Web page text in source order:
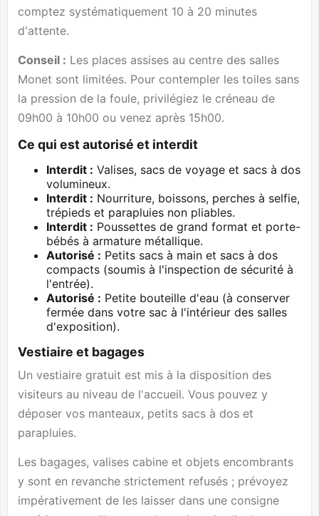
comptez systématiquement 10 à 20 minutes
d'attente.
Conseil : Les places assises au centre des salles
Monet sont limitées. Pour contempler les toiles sans
la pression de la foule, privilégiez le créneau de
09h00 à 10h00 ou venez après 15h00.
Ce qui est autorisé et interdit
Interdit : Valises, sacs de voyage et sacs à dos
volumineux.
Interdit : Nourriture, boissons, perches à selfie,
trépieds et parapluies non pliables.
Interdit : Poussettes de grand format et porte-
bébés à armature métallique.
Autorisé : Petits sacs à main et sacs à dos
compacts (soumis à l'inspection de sécurité à
l'entrée).
Autorisé : Petite bouteille d'eau (à conserver
fermée dans votre sac à l'intérieur des salles
d'exposition).
Vestiaire et bagages
Un vestiaire gratuit est mis à la disposition des
visiteurs au niveau de l'accueil. Vous pouvez y
déposer vos manteaux, petits sacs à dos et
parapluies.
Les bagages, valises cabine et objets encombrants
y sont en revanche strictement refusés ; prévoyez
impérativement de les laisser dans une consigne